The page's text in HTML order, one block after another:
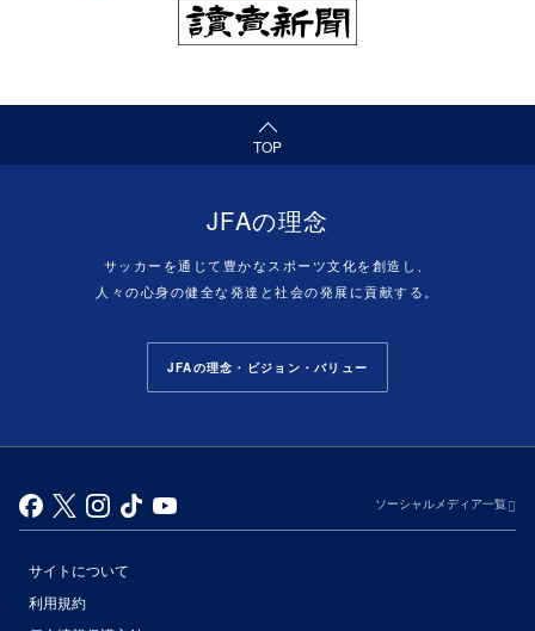
TOP
（ページの先頭へ）
JFAの理念
サッカーを通じて豊かなスポーツ文化を創造し、
人々の心身の健全な発達と社会の発展に貢献する。
JFAの理念・ビジョン・バリュー
ソーシャルメディア一覧
サイトについて
利用規約